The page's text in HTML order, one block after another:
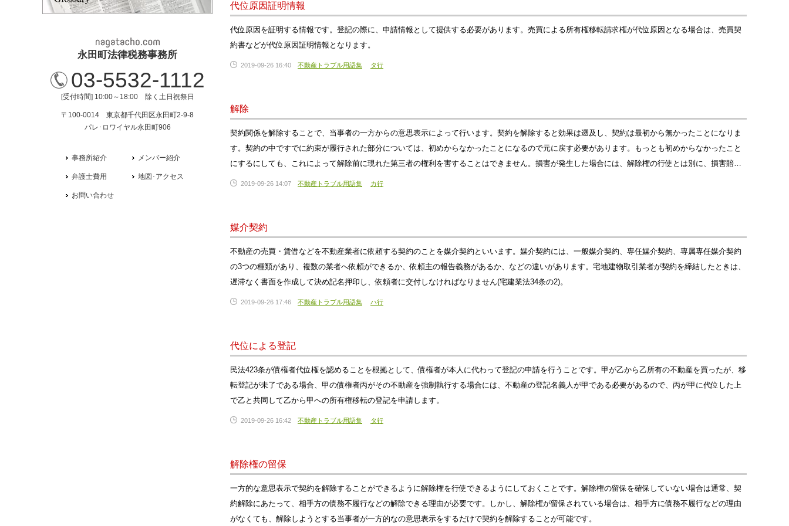
代位原因証明情報
代位原因を証明する情報です。登記の際に、申請情報として提供する必要があります。売買による所有権移転請求権が代位原因となる場合は、売買契
約書などが代位原因証明情報となります。
2019-09-26 16:40 不動産トラブル用語集 タ行
解除
契約関係を解除することで、当事者の一方からの意思表示によって行います。契約を解除すると効果は遡及し、契約は最初から無かったことになりま
す。契約の中ですでに約束が履行された部分については、初めからなかったことになるので元に戻す必要があります。もっとも初めからなかったこと
にするにしても、これによって解除前に現れた第三者の権利を害することはできません。損害が発生した場合には、解除権の行使とは別に、損害賠…
2019-09-26 14:07 不動産トラブル用語集 カ行
媒介契約
不動産の売買・賃借などを不動産業者に依頼する契約のことを媒介契約といいます。媒介契約には、一般媒介契約、専任媒介契約、専属専任媒介契約
の3つの種類があり、複数の業者へ依頼ができるか、依頼主の報告義務があるか、などの違いがあります。宅地建物取引業者が契約を締結したときは、
遅滞なく書面を作成して決め記名押印し、依頼者に交付しなければなりません(宅建業法34条の2)。
2019-09-26 17:46 不動産トラブル用語集 ハ行
代位による登記
民法423条が債権者代位権を認めることを根拠として、債権者が本人に代わって登記の申請を行うことです。甲が乙から乙所有の不動産を買ったが、移
転登記が未了である場合、甲の債権者丙がその不動産を強制執行する場合には、不動産の登記名義人が甲である必要があるので、丙が甲に代位した上
で乙と共同して乙から甲への所有権移転の登記を申請します。
2019-09-26 16:42 不動産トラブル用語集 タ行
解除権の留保
一方的な意思表示で契約を解除することができるように解除権を行使できるようにしておくことです。解除権の留保を確保していない場合は通常、契
約解除にあたって、相手方の債務不履行などの解除できる理由が必要です。しかし、解除権が留保されている場合は、相手方に債務不履行などの理由
がなくても、解除しようとする当事者が一方的なの意思表示をするだけで契約を解除することが可能です。
永田町法律税務事務所
03-5532-1112
[受付時間] 10:00～18:00 除く土日祝祭日
〒100-0014 東京都千代田区永田町2-9-8
パレ･ロワイヤル永田町906
事務所紹介 メンバー紹介
弁護士費用 地図･アクセス
お問い合わせ